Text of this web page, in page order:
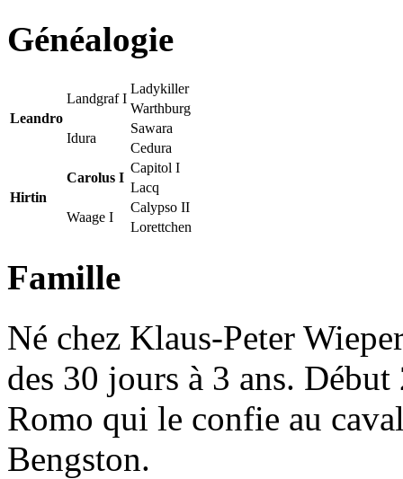
Généalogie
Leandro
Landgraf I
Ladykiller
Warthburg
Idura
Sawara
Cedura
Hirtin
Carolus I
Capitol I
Lacq
Waage I
Calypso II
Lorettchen
Famille
Né chez Klaus-Peter
des 30 jours à 3 ans.
Romo qui le confie au
Bengston.